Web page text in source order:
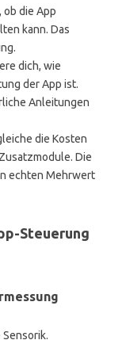
die App
kann. Das
dich, wie
der App ist.
Anleitungen
die Kosten
Die
echten Mehrwert
Steuerung